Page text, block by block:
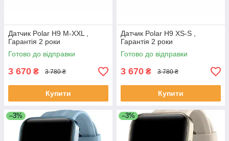
Датчик Polar H9 M-XXL ,
Гарантія 2 роки
Готово до відправки
3 670 ₴ 3 780 ₴
Купити
Датчик Polar H9 XS-S ,
Гарантія 2 роки
Готово до відправки
3 670 ₴ 3 780 ₴
Купити
–3% –3%